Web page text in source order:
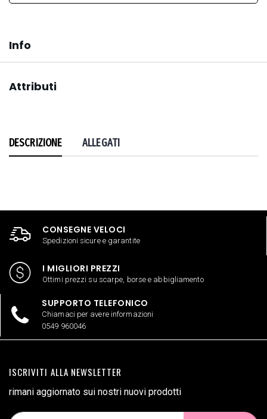
Info
Attributi
DESCRIZIONE ALLEGATI
CONSEGNE VELOCI
Spedizioni sicure e garantite
I MIGLIORI PREZZI
Ottimi prezzi su scarpe, borse e abbigliamento
SUPPORTO TELEFONICO
Chiamaci per avere informazioni
0549 960046
ISCRIVITI ALLA NEWSLETTER
rimani aggiornato sui nostri nuovi prodotti